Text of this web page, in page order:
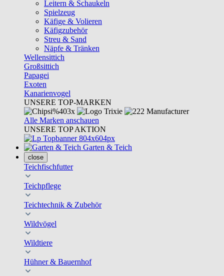
Leitern & Schaukeln
Spielzeug
Käfige & Volieren
Käfigzubehör
Streu & Sand
Näpfe & Tränken
Wellensittich
Großsittich
Papagei
Exoten
Kanarienvogel
UNSERE TOP-MARKEN
Alle Marken anschauen
UNSERE TOP AKTION
Garten & Teich
close
Teichfischfutter
Teichpflege
Teichtechnik & Zubehör
Wildvögel
Wildtiere
Hühner & Bauernhof